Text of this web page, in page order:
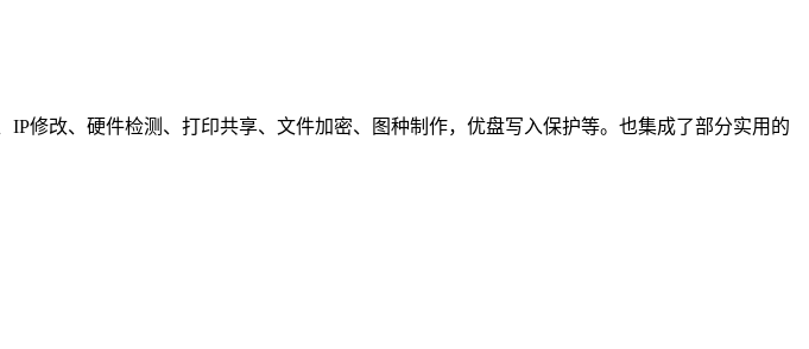
修改、硬件检测、打印共享、文件加密、图种制作，优盘写入保护等。也集成了部分实用的